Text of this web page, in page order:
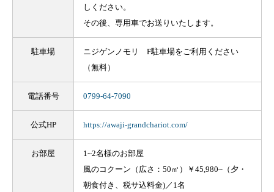
しください。
その後、専用車でお送りいたします。
駐車場
ニジゲンノモリ F駐車場をご利用ください
（無料）
電話番号 0799-64-7090
公式HP https://awaji-grandchariot.com/
お部屋
1~2名様のお部屋
風のコクーン（広さ：50㎡）￥45,980~（夕・
朝食付き、税サ込料金)／1名